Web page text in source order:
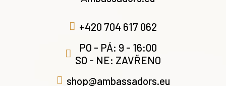
+420 704 617 062
PO - PÁ: 9 - 16:00
SO - NE: ZAVŘENO
shop@ambassadors.eu